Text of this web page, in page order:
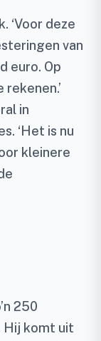
‘Voor deze
van
euro. Op
in
‘Het is nu
kleinere
250
Hij komt uit